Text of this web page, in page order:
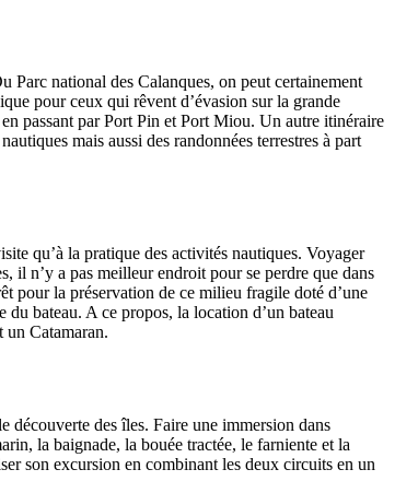
Parc national des Calanques, on peut certainement
pour ceux qui rêvent d’évasion sur la grande
passant par Port Pin et Port Miou. Un autre itinéraire
mais aussi des randonnées terrestres à part
qu’à la pratique des activités nautiques. Voyager
il n’y a pas meilleur endroit pour se perdre que dans
pour la préservation de ce milieu fragile doté d’une
bateau. A ce propos, la location d’un bateau
un Catamaran.
découverte des îles. Faire une immersion dans
la baignade, la bouée tractée, le farniente et la
son excursion en combinant les deux circuits en un